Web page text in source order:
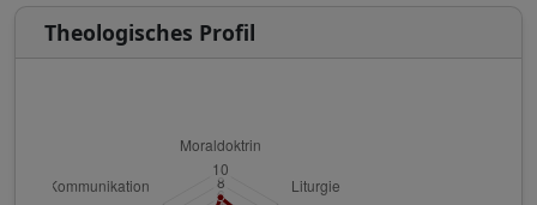
Theologisches Profil